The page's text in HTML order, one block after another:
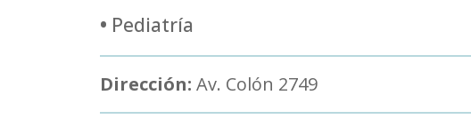
• Pediatría
Dirección: Av. Colón 2749